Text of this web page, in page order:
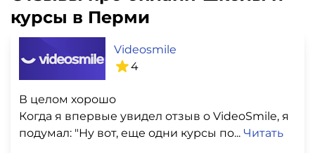
курсы в Перми
Videosmile
4
В целом хорошо
Когда я впервые увидел отзыв о VideoSmile, я
подумал: "Ну вот, еще одни курсы по... Читать